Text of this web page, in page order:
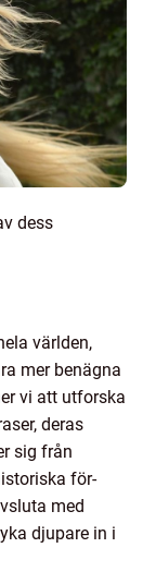
dess
världen,
mer benägna
vi att utforska
deras
sig från
för-
med
djupare in i